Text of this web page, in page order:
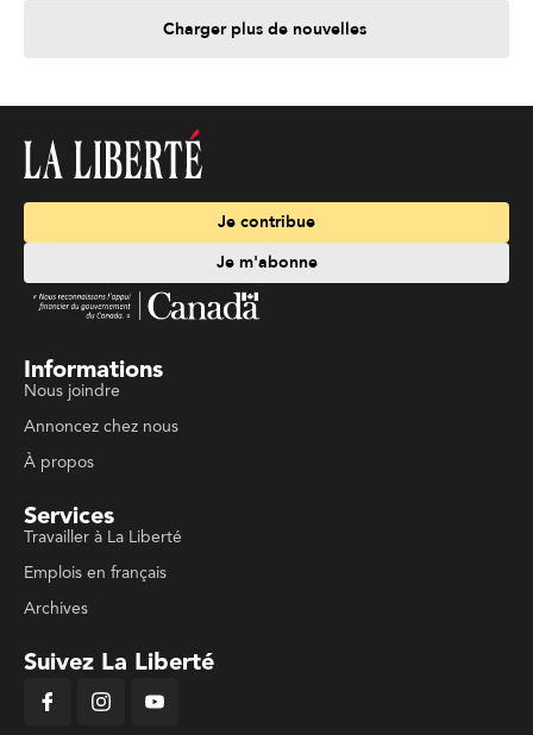
Charger plus de nouvelles
Je contribue
Je m'abonne
Informations
Nous joindre
Annoncez chez nous
À propos
Services
Travailler à La Liberté
Emplois en français
Archives
Suivez La Liberté